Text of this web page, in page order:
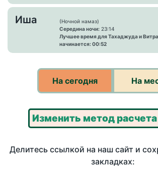
Иша
(Ночной намаз)
Середина ночи: 23:14
Лучшее время для Тахаджуда и Витра
начинается: 00:52
На сегодня На
Изменить метод
Делитесь ссылкой на наш сайт и
закладках: